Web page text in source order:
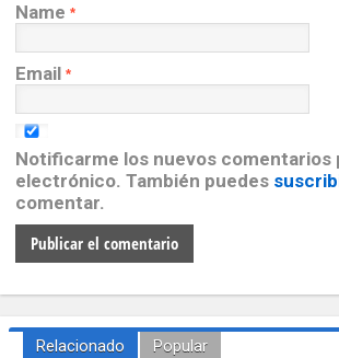
Name *
Email *
Notificarme los nuevos comentarios
electrónico. También puedes
comentar.
Relacionado Popular